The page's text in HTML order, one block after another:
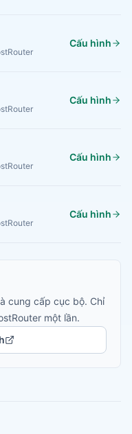
Cấu hình
Cấu hình
Cấu hình
Cấu hình
cung cấp cục bộ. Chỉ
một lần.